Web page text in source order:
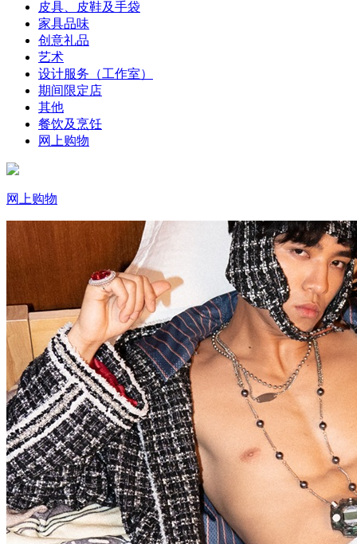
皮具、皮鞋及手袋
家具品味
创意礼品
艺术
设计服务（工作室）
期间限定店
其他
餐饮及烹饪
网上购物
网上购物